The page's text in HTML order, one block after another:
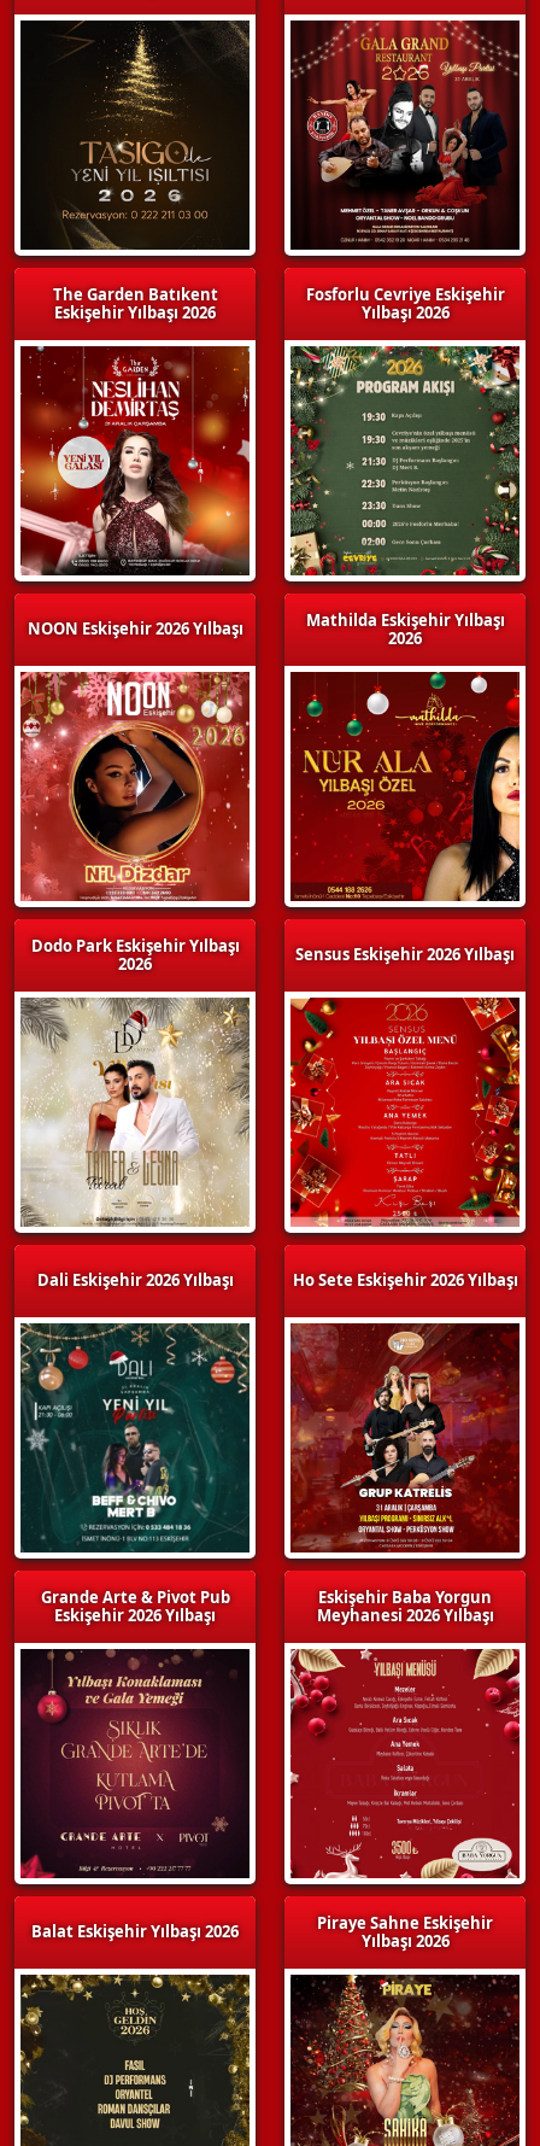
The Garden Batıkent
Eskişehir Yılbaşı 2026
NOON Eskişehir 2026 Yılbaşı
Dodo Park Eskişehir Yılbaşı
2026
Dali Eskişehir 2026 Yılbaşı
Grande Arte & Pivot Pub
Eskişehir 2026 Yılbaşı
Balat Eskişehir Yılbaşı 2026
Fosforlu Cevriye Eskişehir
Yılbaşı 2026
Mathilda Eskişehir Yılbaşı
2026
Sensus Eskişehir 2026 Yılbaşı
Ho Sete Eskişehir 2026 Yılbaşı
Eskişehir Baba Yorgun
Meyhanesi 2026 Yılbaşı
Piraye Sahne Eskişehir
Yılbaşı 2026